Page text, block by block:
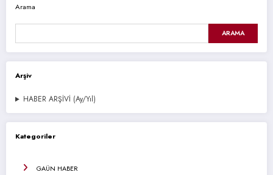
Arama
ARAMA
Arşiv
HABER ARŞİVİ (Ay/Yıl)
Kategoriler
GAÜN HABER